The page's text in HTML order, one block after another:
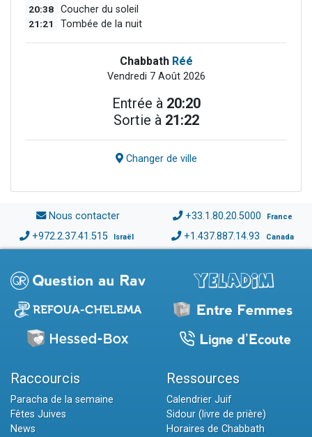
20:38 Coucher du soleil
21:21 Tombée de la nuit
Chabbath Réé
Vendredi 7 Août 2026
Entrée à 20:20
Sortie à 21:22
Changer de ville
Nous contacter +33.1.80.20.5000 France
+972.2.37.41.515 Israël +1.437.887.14.93 Canada
Raccourcis
Paracha de la semaine
Fêtes Juives
News
Ressources
Calendrier Juif
Sidour (livre de prière)
Horaires de Chabbath